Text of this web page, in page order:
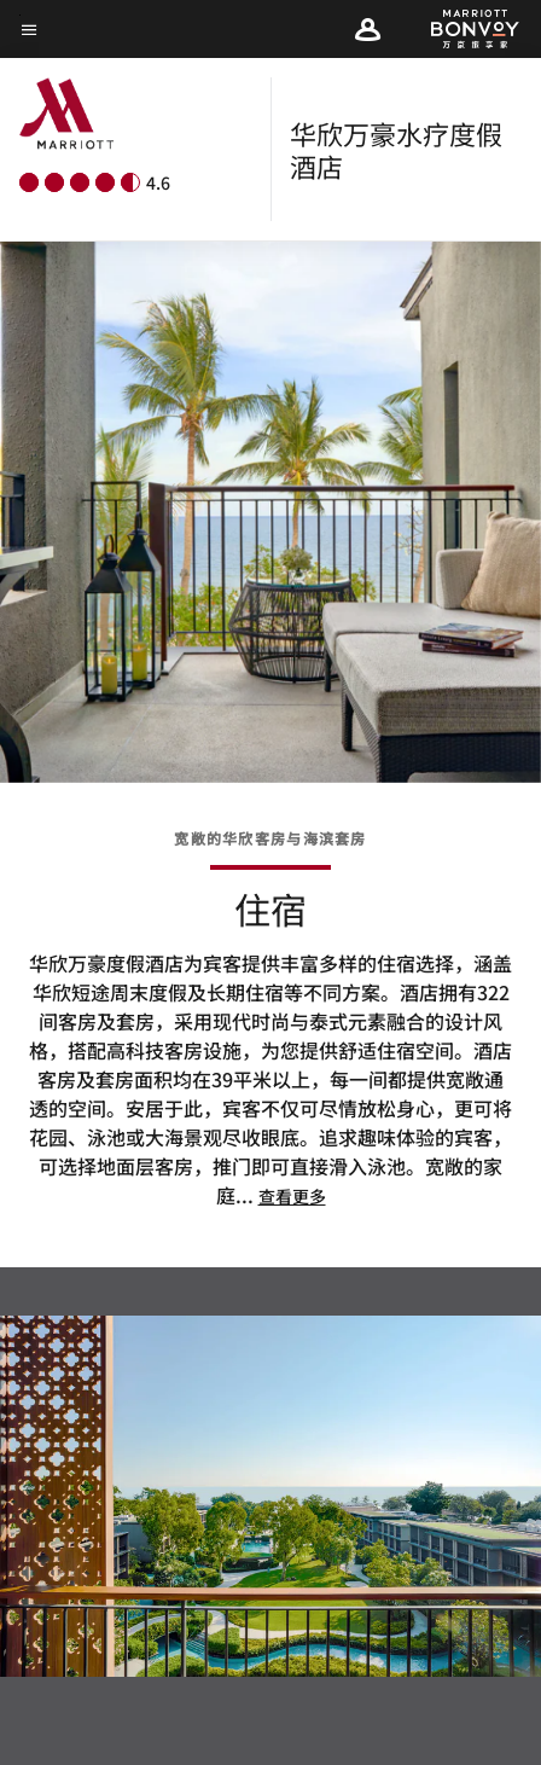
Skip
to
main
content
菜单文本
4.6
华欣万豪水疗度假
酒店
宽敞的华欣客房与海滨套房
住宿
华欣万豪度假酒店为宾客提供丰富多样的住宿选择，涵盖
华欣短途周末度假及长期住宿等不同方案。酒店拥有322
间客房及套房，采用现代时尚与泰式元素融合的设计风
格，搭配高科技客房设施，为您提供舒适住宿空间。酒店
客房及套房面积均在39平米以上，每一间都提供宽敞通
透的空间。安居于此，宾客不仅可尽情放松身心，更可将
花园、泳池或大海景观尽收眼底。追求趣味体验的宾客，
可选择地面层客房，推门即可直接滑入泳池。宽敞的家
庭... 查看更多